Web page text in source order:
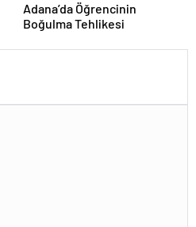
Adana’da Öğrencinin
Boğulma Tehlikesi